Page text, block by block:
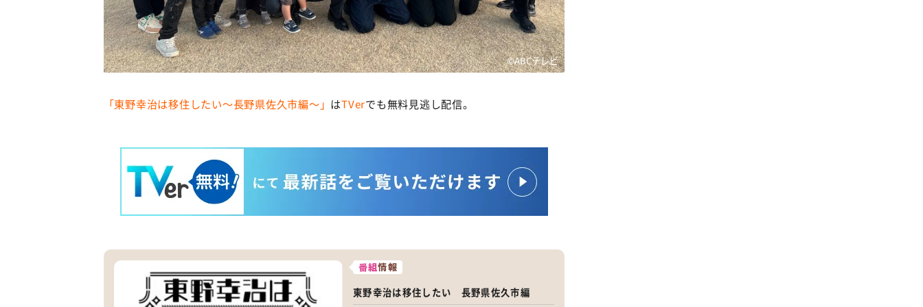
©ABCテレビ
「東野幸治は移住したい〜長野県佐久市編〜」 はTVerでも無料見逃し配信。
番組情報
東野幸治は移住したい 長野県佐久市編